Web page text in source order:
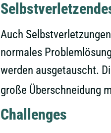
Auch
normales
werden ausgetauscht.
große Überschneidung
Challenges